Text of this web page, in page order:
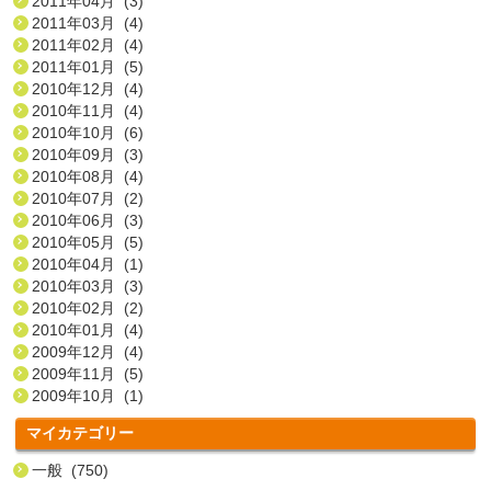
2011年03月 (4)
2011年02月 (4)
2011年01月 (5)
2010年12月 (4)
2010年11月 (4)
2010年10月 (6)
2010年09月 (3)
2010年08月 (4)
2010年07月 (2)
2010年06月 (3)
2010年05月 (5)
2010年04月 (1)
2010年03月 (3)
2010年02月 (2)
2010年01月 (4)
2009年12月 (4)
2009年11月 (5)
2009年10月 (1)
マイカテゴリー
一般 (750)